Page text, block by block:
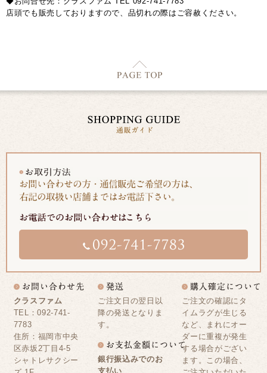
店頭でも販売しておりますので、品切れの際はご容赦ください。
クラスファム
TEL：092-741-
7783
住所：福岡市中央
区赤坂2丁目4-5
シャトレサクシー
ご注文日の翌日以
降の発送となりま
す。
銀行振込みでのお
支払い
ご注文の確認にタ
イムラグが生じる
など、まれにオー
ダーに重複が発生
する場合がござい
ます。この場合、